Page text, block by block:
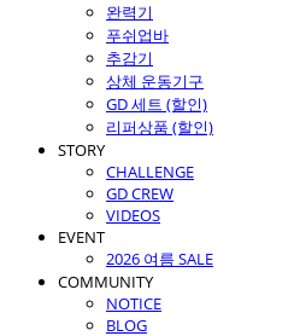
완력기
푸쉬업바
추감기
상체 운동기구
GD 세트 (할인)
리퍼상품 (할인)
STORY
CHALLENGE
GD CREW
VIDEOS
EVENT
2026 여름 SALE
COMMUNITY
NOTICE
BLOG